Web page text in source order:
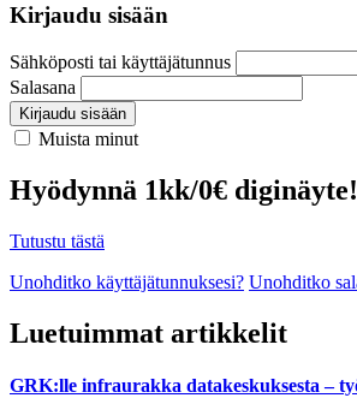
Kirjaudu sisään
Sähköposti tai käyttäjätunnus
Salasana
Kirjaudu sisään
Muista minut
Hyödynnä 1kk/0€ diginäyte!
Tutustu tästä
Unohditko käyttäjätunnuksesi? Unohditko
Luetuimmat artikkelit
GRK:lle infraurakka datakeskuksesta –